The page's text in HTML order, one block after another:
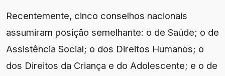
Recentemente, cinco conselhos nacionais
assumiram posição semelhante: o de Saúde; o de
Assistência Social; o dos Direitos Humanos; o
dos Direitos da Criança e do Adolescente; e o de